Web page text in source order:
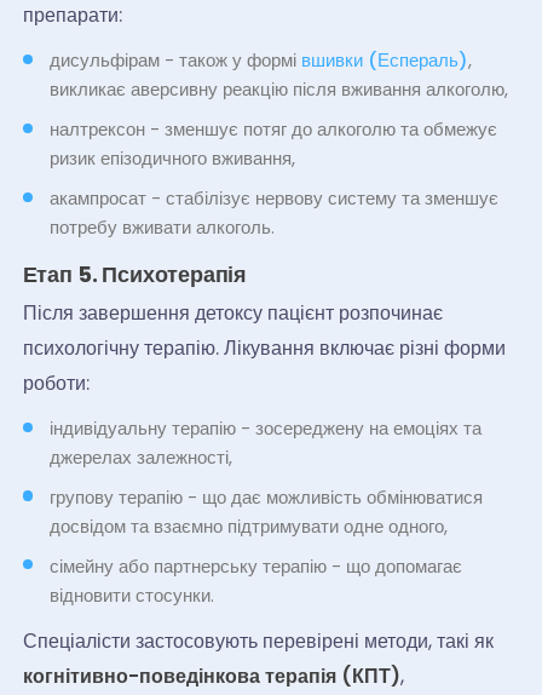
препарати:
дисульфірам - також у формі вшивки (Еспераль),
викликає аверсивну реакцію після вживання алкоголю,
налтрексон - зменшує потяг до алкоголю та обмежує
ризик епізодичного вживання,
акампросат - стабілізує нервову систему та зменшує
потребу вживати алкоголь.
Етап 5. Психотерапія
Після завершення детоксу пацієнт розпочинає
психологічну терапію. Лікування включає різні форми
роботи:
індивідуальну терапію - зосереджену на емоціях та
джерелах залежності,
групову терапію - що дає можливість обмінюватися
досвідом та взаємно підтримувати одне одного,
сімейну або партнерську терапію - що допомагає
відновити стосунки.
Спеціалісти застосовують перевірені методи, такі як
когнітивно-поведінкова терапія (КПТ),